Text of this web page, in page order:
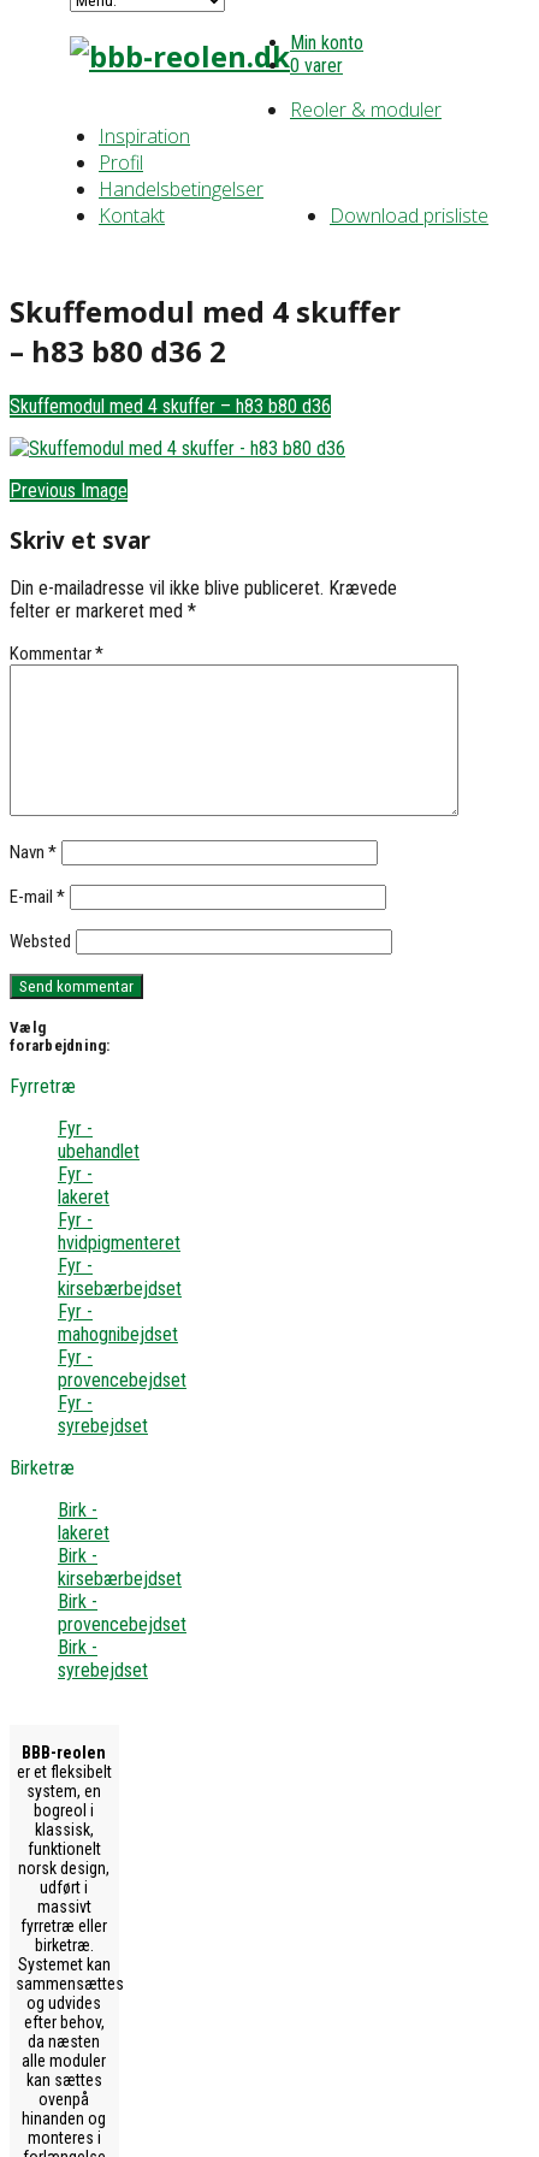
Min konto
0 varer
Reoler & moduler
Inspiration
Profil
Handelsbetingelser
Download prisliste
Kontakt
Skuffemodul med 4 skuffer
– h83 b80 d36 2
Skuffemodul med 4 skuffer – h83 b80 d36
Previous Image
Skriv et svar
Din e-mailadresse vil ikke blive publiceret. Krævede
felter er markeret med *
Kommentar*
Navn *
E-mail *
Websted
Vælg
forarbejdning:
Fyrretræ
Fyr -
ubehandlet
Fyr -
lakeret
Fyr -
hvidpigmenteret
Fyr -
kirsebærbejdset
Fyr -
mahognibejdset
Fyr -
provencebejdset
Fyr -
syrebejdset
Birketræ
Birk -
lakeret
Birk -
kirsebærbejdset
Birk -
provencebejdset
Birk -
syrebejdset
BBB-reolen
er et fleksibelt
system, en
bogreol i
klassisk,
funktionelt
norsk design,
udført i
massivt
fyrretræ eller
birketræ.
Systemet kan
sammensættes
og udvides
efter behov,
da næsten
alle moduler
kan sættes
ovenpå
hinanden og
monteres i